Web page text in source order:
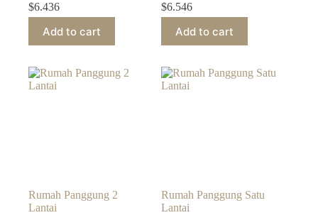
$6.436
Add to cart
$6.546
Add to cart
Rumah Panggung 2
Lantai
Rumah Panggung Satu
Lantai